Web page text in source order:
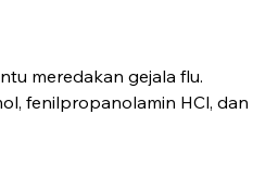
meredakan gejala flu.
fenilpropanolamin HCl, dan